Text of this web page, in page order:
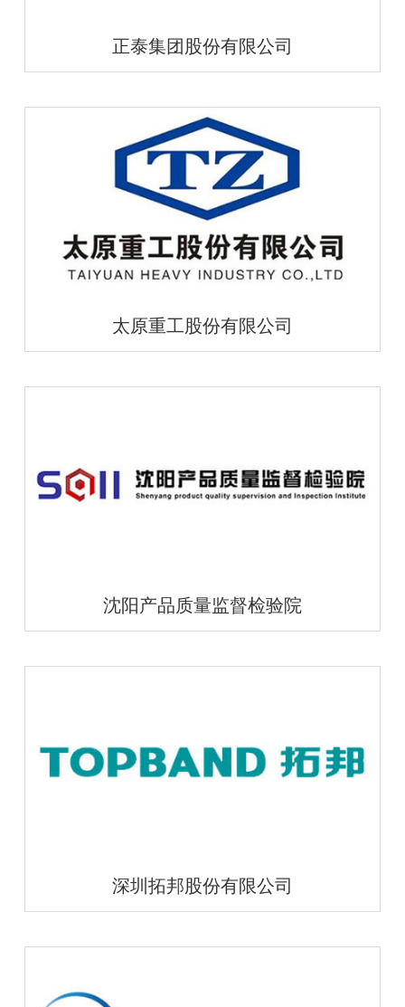
正泰集团股份有限公司
太原重工股份有限公司
沈阳产品质量监督检验院
深圳拓邦股份有限公司